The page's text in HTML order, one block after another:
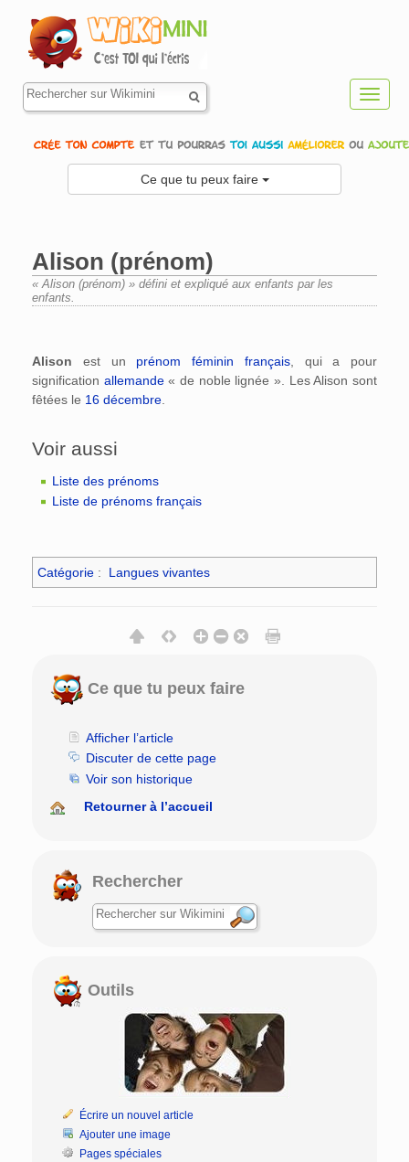
Ce que tu peux faire
Alison (prénom)
« Alison (prénom) » défini et expliqué aux enfants par les
enfants.
Alison est un prénom féminin français, qui a pour
signification allemande« de noble lignée ». Les Alison sont
fêtées le 16 décembre
Voir aussi
Liste des prénoms
Liste de prénoms français
Catégorie : Langues vivantes
Ce que tu peux faire
Afficher l’article
Discuter de cette page
Voir son historique
Retourner à l’accueil
Rechercher
Outils
Écrire un nouvel article
Ajouter une image
Pages spéciales